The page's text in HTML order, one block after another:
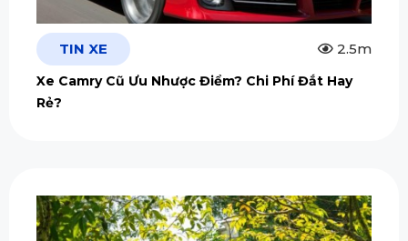
TIN XE 2.5m
Xe Camry Cũ Ưu Nhược Điểm? Chi Phí Đắt Hay
Rẻ?